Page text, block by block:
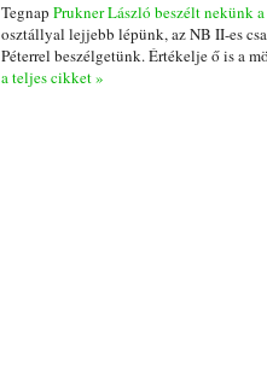
Tegnap Prukner László beszélt nekünk
osztállyal lejjebb lépünk, az NB II-es
Péterrel beszélgetünk. Értékelje ő is a
a teljes cikket »